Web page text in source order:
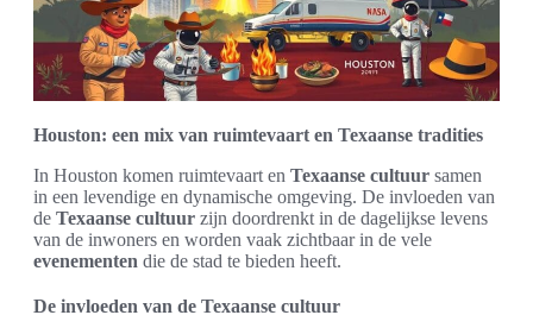
Houston: een mix van ruimtevaart en Texaanse tradities
In Houston komen ruimtevaart en Texaanse cultuur samen
in een levendige en dynamische omgeving. De invloeden van
de Texaanse cultuur zijn doordrenkt in de dagelijkse levens
van de inwoners en worden vaak zichtbaar in de vele
evenementen die de stad te bieden heeft.
De invloeden van de Texaanse cultuur